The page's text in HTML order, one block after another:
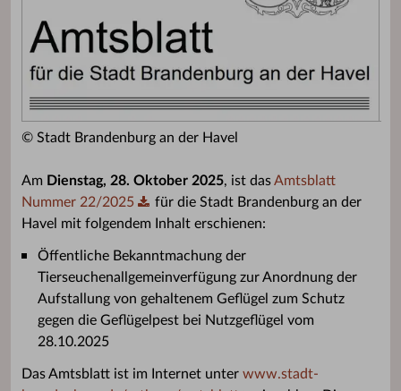
© Stadt Brandenburg an der Havel
Am Dienstag, 28. Oktober 2025, ist dasAmtsblatt
Nummer 22/2025
für die Stadt Brandenburg an der
Havel mit folgendem Inhalt erschienen:
Öffentliche Bekanntmachung der
Tierseuchenallgemeinverfügung zur Anordnung der
Aufstallung von gehaltenem Geflügel zum Schutz
gegen die Geflügelpest bei Nutzgeflügel vom
28.10.2025
Das Amtsblatt ist im Internet unter www.stadt-